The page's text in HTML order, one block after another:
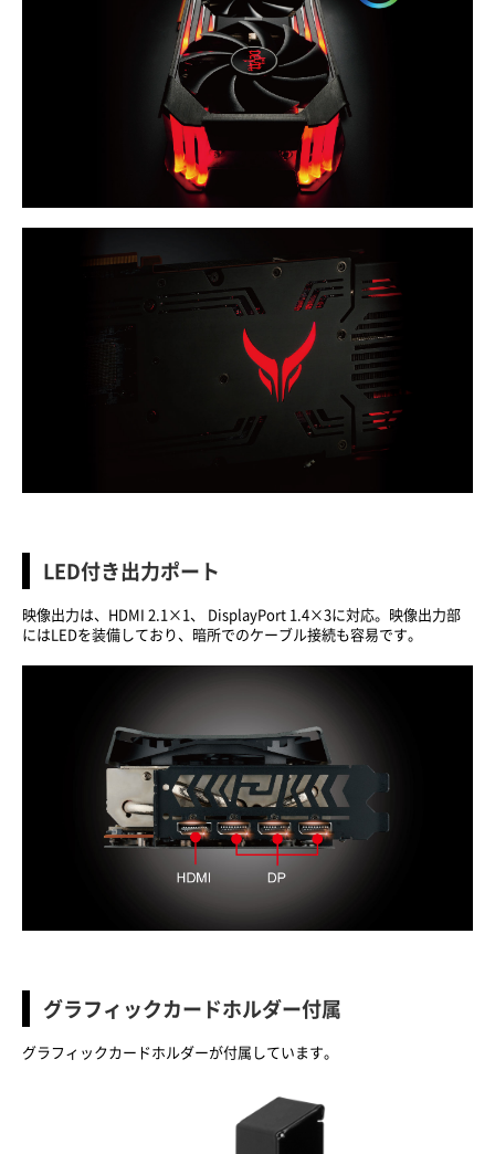
LED付き出力ポート
映像出力は、HDMI 2.1×1、 DisplayPort 1.4×3に対応。映像出力部
にはLEDを装備しており、暗所でのケーブル接続も容易です。
グラフィックカードホルダー付属
グラフィックカードホルダーが付属しています。